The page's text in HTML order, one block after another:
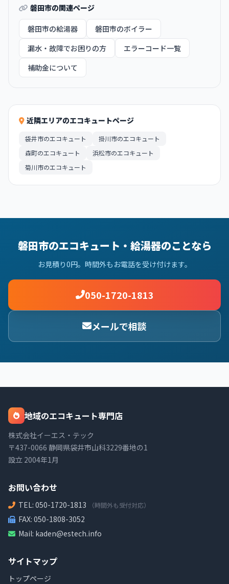
磐田市の関連ページ
磐田市の給湯器
磐田市のボイラー
漏水・故障でお困りの方
エラーコード一覧
補助金について
近隣エリアのエコキュートページ
袋井市のエコキュート
掛川市のエコキュート
森町のエコキュート
浜松市のエコキュート
菊川市のエコキュート
磐田市のエコキュート・給湯器のことなら
お見積り0円。時間外もお電話を受け付けます。
050-1720-1813
メールで相談
地域のエコキュート専門店
株式会社イーエス・テック
〒437-0066 静岡県袋井市山科3229番地の1
設立 2004年1月
お問い合わせ
TEL: 050-1720-1813 （時間外も受付対応）
FAX: 050-1808-3052
Mail: kaden@estech.info
サイトマップ
トップページ